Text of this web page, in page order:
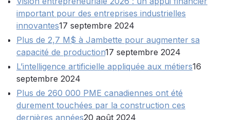
important pour des entreprises industrielles
innovantes17 septembre 2024
Plus de 2,7 M$ à Jambette pour augmenter sa
capacité de production17 septembre 2024
L’intelligence artificielle appliquée aux métiers16
septembre 2024
Plus de 260 000 PME canadiennes ont été
durement touchées par la construction ces
dernières années20 août 2024